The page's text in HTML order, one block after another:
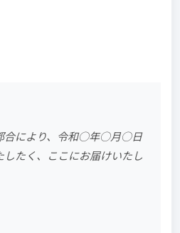
合により、令和○年○月○日
たく、ここにお届けいたし